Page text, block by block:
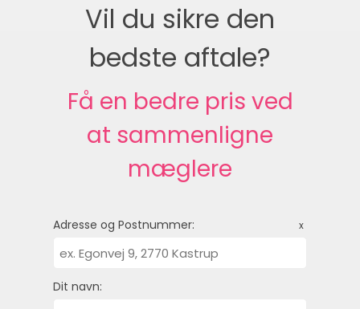
Vil du sikre den
bedste aftale?
Få en bedre pris ved
at sammenligne
mæglere
Adresse og Postnummer: x
Dit navn: